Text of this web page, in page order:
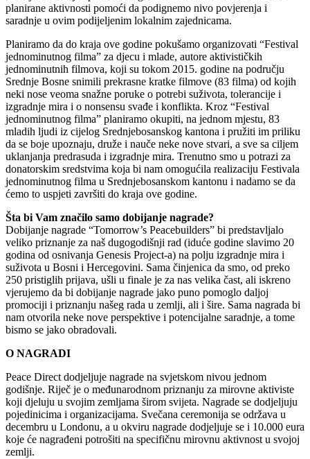
planirane aktivnosti pomoći da podignemo nivo povjerenja i
saradnje u ovim podijeljenim lokalnim zajednicama.
Planiramo da do kraja ove godine pokušamo organizovati “Festival
jednominutnog filma” za djecu i mlade, autore aktivističkih
jednominutnih filmova, koji su tokom 2015. godine na području
Srednje Bosne snimili prekrasne kratke filmove (83 filma) od kojih
neki nose veoma snažne poruke o potrebi suživota, tolerancije i
izgradnje mira i o nonsensu svađe i konflikta. Kroz “Festival
jednominutnog filma” planiramo okupiti, na jednom mjestu, 83
mladih ljudi iz cijelog Srednjebosanskog kantona i pružiti im priliku
da se boje upoznaju, druže i nauče neke nove stvari, a sve sa ciljem
uklanjanja predrasuda i izgradnje mira. Trenutno smo u potrazi za
donatorskim sredstvima koja bi nam omogućila realizaciju Festivala
jednominutnog filma u Srednjebosanskom kantonu i nadamo se da
ćemo to uspjeti završiti do kraja ove godine.
Šta bi Vam značilo samo dobijanje nagrade?
Dobijanje nagrade “Tomorrow’s Peacebuilders” bi predstavljalo
veliko priznanje za naš dugogodišnji rad (iduće godine slavimo 20
godina od osnivanja Genesis Project-a) na polju izgradnje mira i
suživota u Bosni i Hercegovini. Sama činjenica da smo, od preko
250 pristiglih prijava, ušli u finale je za nas velika čast, ali iskreno
vjerujemo da bi dobijanje nagrade jako puno pomoglo daljoj
promociji i priznanju našeg rada u zemlji, ali i šire. Sama nagrada bi
nam otvorila neke nove perspektive i potencijalne saradnje, a tome
bismo se jako obradovali.
O NAGRADI
Peace Direct dodjeljuje nagrade na svjetskom nivou jednom
godišnje. Riječ je o međunarodnom priznanju za mirovne aktiviste
koji djeluju u svojim zemljama širom svijeta. Nagrade se dodjeljuju
pojedinicima i organizacijama. Svečana ceremonija se održava u
decembru u Londonu, a u okviru nagrade dodjeljuje se i 10.000 eura
koje će nagrađeni potrošiti na specifičnu mirovnu aktivnost u svojoj
zemlji.